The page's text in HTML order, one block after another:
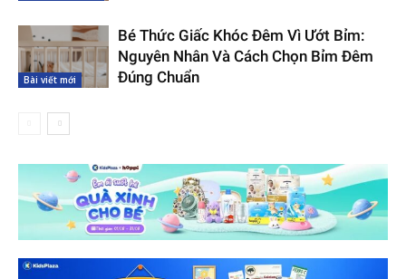
Bài viết mới
Bé Thức Giấc Khóc Đêm Vì Ướt Bỉm:
Nguyên Nhân Và Cách Chọn Bỉm Đêm
Đúng Chuẩn